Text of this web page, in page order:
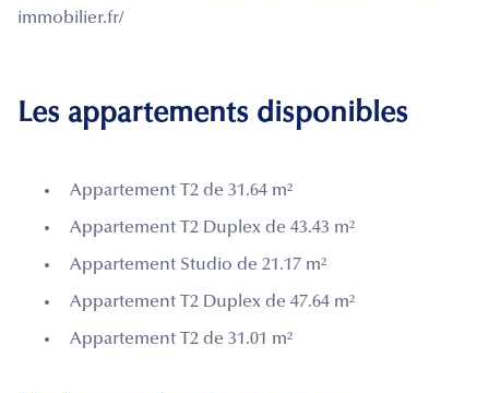
immobilier.fr/
Les appartements disponibles
Appartement T2 de 31.64 m²
Appartement T2 Duplex de 43.43 m²
Appartement Studio de 21.17 m²
Appartement T2 Duplex de 47.64 m²
Appartement T2 de 31.01 m²